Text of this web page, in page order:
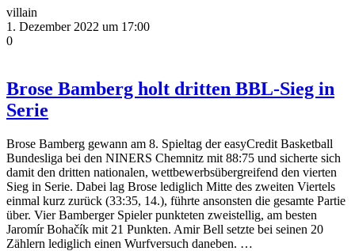
villain
1. Dezember 2022 um 17:00
0
Brose Bamberg holt dritten BBL-Sieg in
Serie
Brose Bamberg gewann am 8. Spieltag der easyCredit Basketball
Bundesliga bei den NINERS Chemnitz mit 88:75 und sicherte sich
damit den dritten nationalen, wettbewerbsübergreifend den vierten
Sieg in Serie. Dabei lag Brose lediglich Mitte des zweiten Viertels
einmal kurz zurück (33:35, 14.), führte ansonsten die gesamte Partie
über. Vier Bamberger Spieler punkteten zweistellig, am besten
Jaromír Bohačík mit 21 Punkten. Amir Bell setzte bei seinen 20
Zählern lediglich einen Wurfversuch daneben. …